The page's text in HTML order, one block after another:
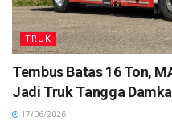
TRUK
Tembus Batas 16 Ton,
Jadi Truk Tangga
17/06/2026